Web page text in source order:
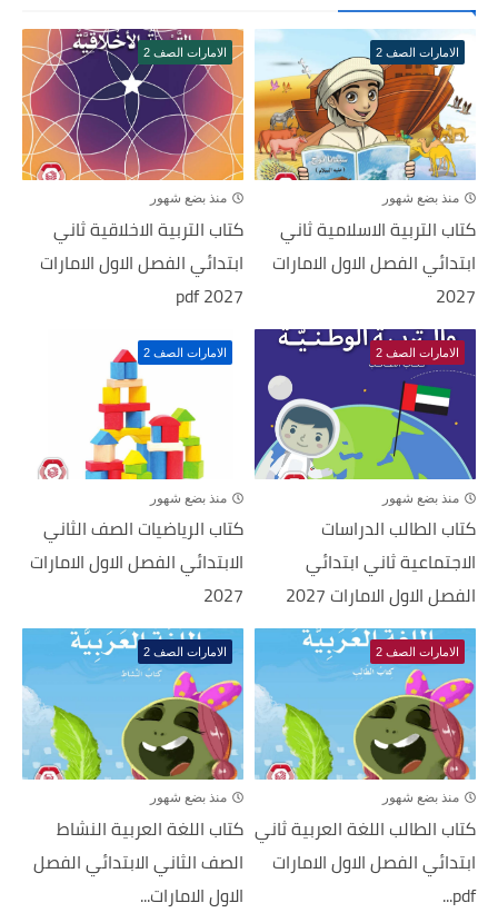
الامارات الصف 2
منذ بضع شهور
كتاب التربية الاسلامية ثاني
ابتدائي الفصل الاول الامارات
2027
الامارات الصف 2
منذ بضع شهور
كتاب التربية الاخلاقية ثاني
ابتدائي الفصل الاول الامارات
pdf 2027
الامارات الصف 2
منذ بضع شهور
كتاب الطالب الدراسات
الاجتماعية ثاني ابتدائي
الفصل الاول الامارات 2027
الامارات الصف 2
منذ بضع شهور
كتاب الرياضيات الصف الثاني
الابتدائي الفصل الاول الامارات
2027
الامارات الصف 2
منذ بضع شهور
كتاب الطالب اللغة العربية ثاني
ابتدائي الفصل الاول الامارات
pdf...
الامارات الصف 2
منذ بضع شهور
كتاب اللغة العربية النشاط
الصف الثاني الابتدائي الفصل
الاول الامارات...